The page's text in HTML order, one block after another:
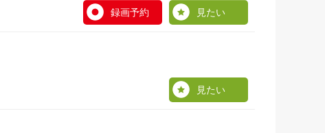
録画予約 見たい
見たい